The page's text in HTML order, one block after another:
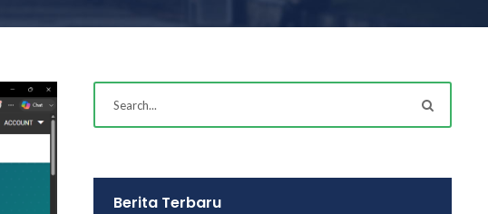
Berita Terbaru